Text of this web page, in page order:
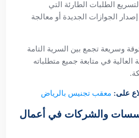
الطلبات الطارئة التي
الجوازات الجديدة أو معالجة
وسريعة تجمع بين السرية التامة
العالية في متابعة جميع متطلباته
على: معقب تجنيس بالرياض
والشركات في أعمال